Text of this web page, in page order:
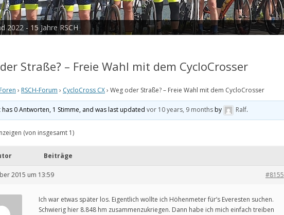
IMPRESSUM
2022 - 15 Jahre RSCH
Straße? – Freie Wahl mit dem CycloCrosser
Foren › RSCH-Forum › CycloCross CX› Weg oder Straße? – Freie Wahl mit dem CycloCrosser
has 0 Antworten, 1 Stimme, and was last updatedvor 10 years, 9 monthsby Ralf.
(von insgesamt 1)
Beiträge
2015 um 13:59 #8155
Ich war etwas später los. Eigentlich wollte ich Höhenmeter für’s Everesten suchen.
Schwierig hier 8.848 hm zusammenzukriegen. Dann habe ich mich einfach treiben